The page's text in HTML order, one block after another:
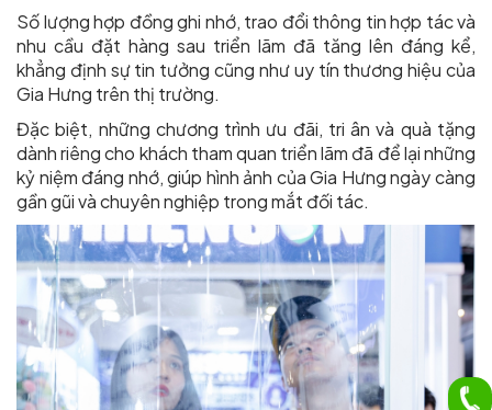
Số lượng hợp đồng ghi nhớ, trao đổi thông tin hợp tác và
nhu cầu đặt hàng sau triển lãm đã tăng lên đáng kể,
khẳng định sự tin tưởng cũng như uy tín thương hiệu của
Gia Hưng trên thị trường.
Đặc biệt, những chương trình ưu đãi, tri ân và quà tặng
dành riêng cho khách tham quan triển lãm đã để lại những
kỷ niệm đáng nhớ, giúp hình ảnh của Gia Hưng ngày càng
gần gũi và chuyên nghiệp trong mắt đối tác.